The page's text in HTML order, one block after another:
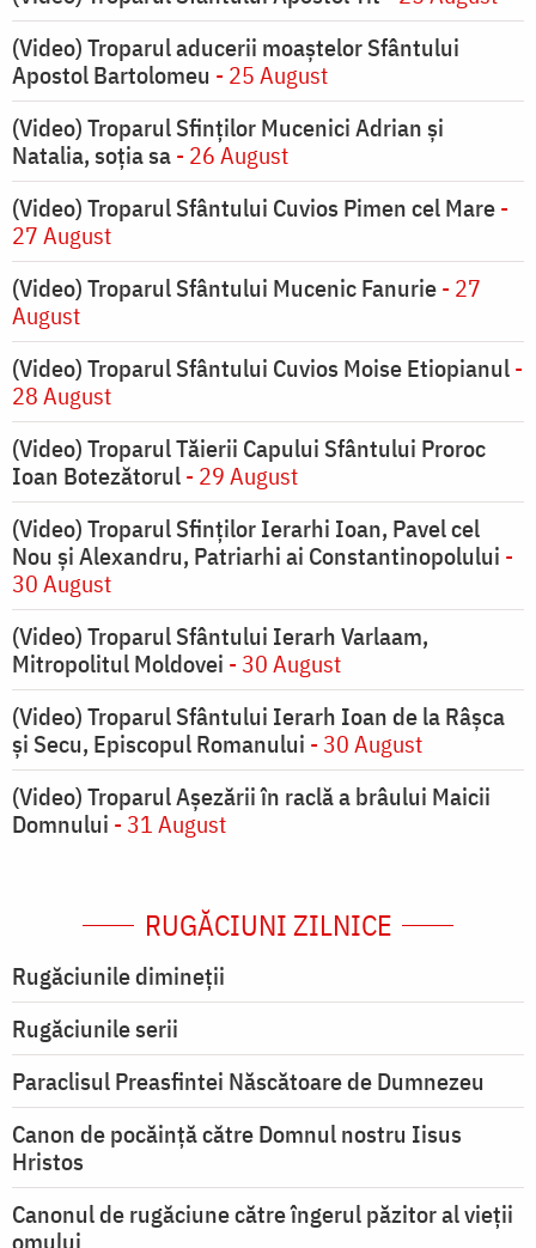
(Video) Troparul aducerii moaștelor Sfântului
Apostol Bartolomeu - 25 August
(Video) Troparul Sfinților Mucenici Adrian și
Natalia, soția sa- 26 August
(Video) Troparul Sfântului Cuvios Pimen cel Mare-
27 August
(Video) Troparul Sfântului Mucenic Fanurie- 27
August
(Video) Troparul Sfântului Cuvios Moise Etiopianul-
28 August
(Video) Troparul Tăierii Capului Sfântului Proroc
Ioan Botezătorul- 29 August
(Video) Troparul Sfinților Ierarhi Ioan, Pavel cel
Nou și Alexandru, Patriarhi ai Constantinopolului -
30 August
(Video) Troparul Sfântului Ierarh Varlaam,
Mitropolitul Moldovei - 30 August
(Video) Troparul Sfântului Ierarh Ioan de la Râșca
și Secu, Episcopul Romanului - 30 August
(Video) Troparul Așezării în raclă a brâului Maicii
Domnului - 31 August
RUGĂCIUNI ZILNICE
Rugăciunile dimineții
Rugăciunile serii
Paraclisul Preasfintei Născătoare de Dumnezeu
Canon de pocăință către Domnul nostru Iisus
Hristos
Canonul de rugăciune către îngerul păzitor al vieții